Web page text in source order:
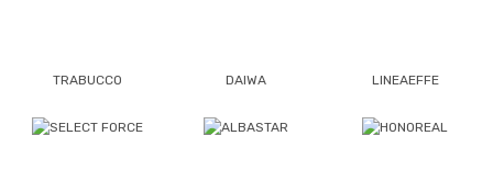
TRABUCCO DAIWA LINEAEFFE